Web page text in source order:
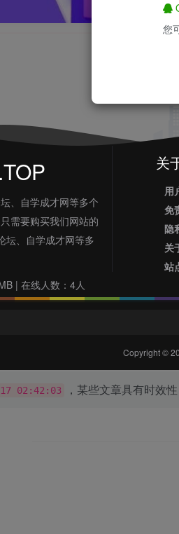
02:42:03 ，某些文章具有时效
您
、自学成才网等多个
需要购买我们网站的
坛、自学成才网等多
| 在线人数：4人
关
用
免
隐
关
站
Copyright ©